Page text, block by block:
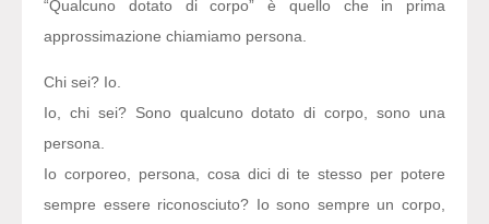
“Qualcuno dotato di corpo” è quello che in prima
approssimazione chiamiamo persona.
Chi sei? Io.
Io, chi sei? Sono qualcuno dotato di corpo, sono una
persona.
Io corporeo, persona, cosa dici di te stesso per potere
sempre essere riconosciuto? Io sono sempre un corpo,